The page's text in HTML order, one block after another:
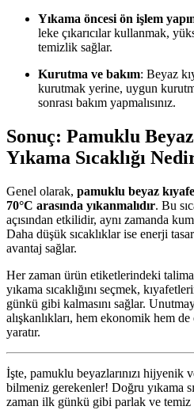
Yıkama öncesi ön işlem
leke çıkarıcılar kullanmak,
temizlik sağlar.
Kurutma ve bakım: Beyaz
kurutmak yerine, uygun
sonrası bakım yapmalısınız.
Sonuç: Pamuklu
Yıkama Sıcaklığı
Genel olarak, pamuklu beyaz
70°C arasında yıkanmalıdır. Bu
açısından etkilidir, aynı zamanda
Daha düşük sıcaklıklar ise enerji
avantaj sağlar.
Her zaman ürün etiketlerindeki
yıkama sıcaklığını seçmek,
günkü gibi kalmasını sağlar.
alışkanlıkları, hem ekonomik hem
yaratır.
İşte, pamuklu beyazlarınızı hijyenik
bilmeniz gerekenler! Doğru yıkama
zaman ilk günkü gibi parlak ve temiz